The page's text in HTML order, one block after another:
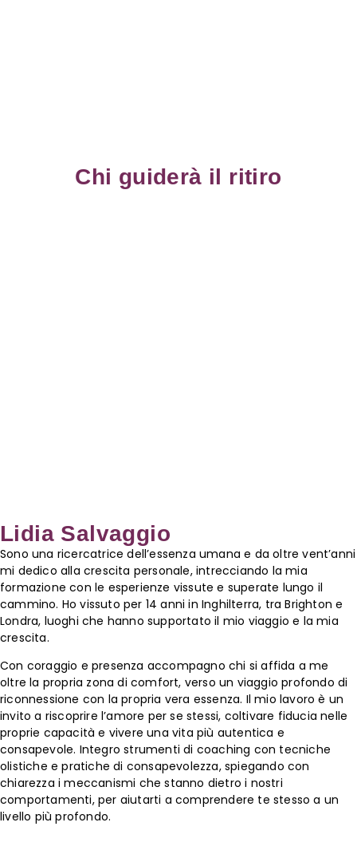
Chi guiderà il ritiro
Lidia Salvaggio
Sono una ricercatrice dell’essenza umana e da oltre vent’anni
mi dedico alla crescita personale, intrecciando la mia
formazione con le esperienze vissute e superate lungo il
cammino. Ho vissuto per 14 anni in Inghilterra, tra Brighton e
Londra, luoghi che hanno supportato il mio viaggio e la mia
crescita.
Con coraggio e presenza accompagno chi si affida a me
oltre la propria zona di comfort, verso un viaggio profondo di
riconnessione con la propria vera essenza. Il mio lavoro è un
invito a riscoprire l’amore per se stessi, coltivare fiducia nelle
proprie capacità e vivere una vita più autentica e
consapevole. Integro strumenti di coaching con tecniche
olistiche e pratiche di consapevolezza, spiegando con
chiarezza i meccanismi che stanno dietro i nostri
comportamenti, per aiutarti a comprendere te stesso a un
livello più profondo.